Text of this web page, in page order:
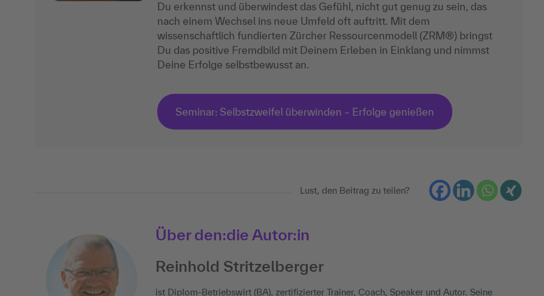
Du erkennst und überwindest das Gefühl, nicht gut genug zu sein, das
nach einem Wechsel ins neue Umfeld oft auftritt. Mit dem
wissenschaftlich fundierten Zürcher Ressourcenmodell (ZRM®) bringst
Du das positive Fremdbild mit Deinem Erleben in Einklang und nimmst
Deine Erfolge selbstbewusst an.
Seminar: Selbstzweifel überwinden – Erfolge genießen
Lust, den Beitrag zu teilen?
Über den:die Autor:in
Reinhold Stritzelberger
ist Diplom-Betriebswirt (BA), zertifizierter Trainer, Coach, Speaker und Autor. Seine